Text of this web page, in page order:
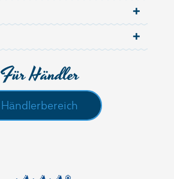
Für Händler
Händlerbereich